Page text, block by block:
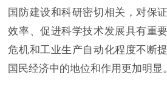
国防建设和科研密切相关，对保
效率、促进科学技术发展具有重
危机和工业生产自动化程度不断
国民经济中的地位和作用更加明显。